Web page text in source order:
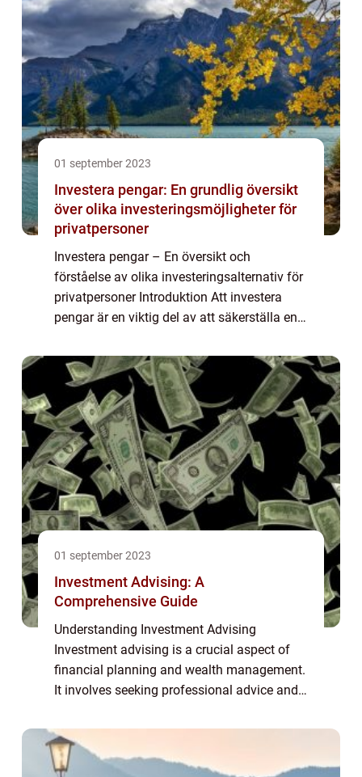
01 september 2023
Investera pengar: En grundlig översikt
över olika investeringsmöjligheter för
privatpersoner
Investera pengar – En översikt och
förståelse av olika investeringsalternativ för
privatpersoner Introduktion Att investera
pengar är en viktig del av att säkerställa en
att placera våra tillgångar på et...
01 september 2023
Investment Advising: A
Comprehensive Guide
Understanding Investment Advising
Investment advising is a crucial aspect of
financial planning and wealth management.
It involves seeking professional advice and
investing money. This article provides an
in-...